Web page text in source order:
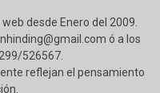
desde Enero del 2009.
ó a los
526567.
reflejan el pensamiento